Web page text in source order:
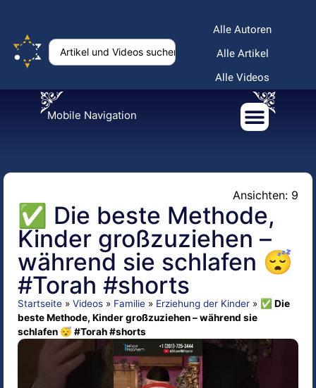
Alle Autoren
Alle Artikel
Alle Videos
Mobile Navigation
Ansichten: 9
✅ Die beste Methode,
Kinder großzuziehen –
während sie schlafen 😴
#Torah #shorts
Startseite » Videos » Familie » Erziehung der Kinder » ✅ Die
beste Methode, Kinder großzuziehen – während sie
schlafen 😴 #Torah #shorts